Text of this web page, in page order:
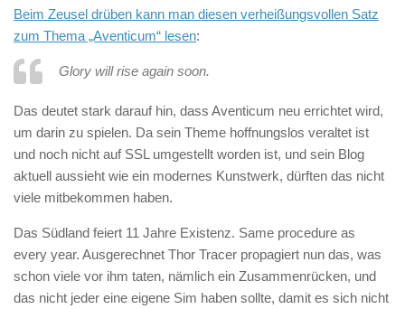
Beim Zeusel drüben kann man diesen verheißungsvollen Satz
zum Thema „Aventicum“ lesen:
Glory will rise again soon.
Das deutet stark darauf hin, dass Aventicum neu errichtet wird,
um darin zu spielen. Da sein Theme hoffnungslos veraltet ist
und noch nicht auf SSL umgestellt worden ist, und sein Blog
aktuell aussieht wie ein modernes Kunstwerk, dürften das nicht
viele mitbekommen haben.
Das Südland feiert 11 Jahre Existenz. Same procedure as
every year. Ausgerechnet Thor Tracer propagiert nun das, was
schon viele vor ihm taten, nämlich ein Zusammenrücken, und
das nicht jeder eine eigene Sim haben sollte, damit es sich nicht